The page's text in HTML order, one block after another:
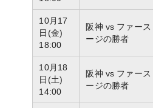
10月17
日(金)
18:00
阪神 vs ファース
ージの勝者
10月18
日(土)
14:00
阪神 vs ファース
ージの勝者